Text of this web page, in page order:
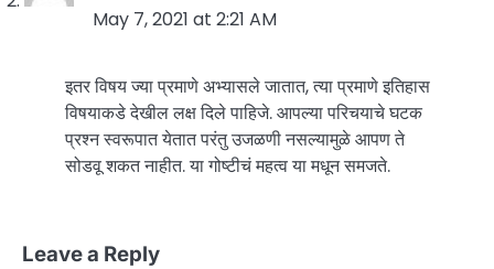
May 7, 2021 at 2:21 AM
इतर विषय ज्या प्रमाणे अभ्यासले जातात, त्या प्रमाणे इतिहास
विषयाकडे देखील लक्ष दिले पाहिजे. आपल्या परिचयाचे घटक
प्रश्न स्वरूपात येतात परंतु उजळणी नसल्यामुळे आपण ते
सोडवू शकत नाहीत. या गोष्टीचं महत्व या मधून समजते.
Leave a Reply